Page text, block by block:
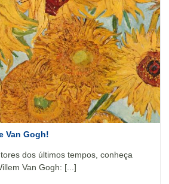
Van Gogh!
dos últimos tempos, conheça
Van Gogh: [...]